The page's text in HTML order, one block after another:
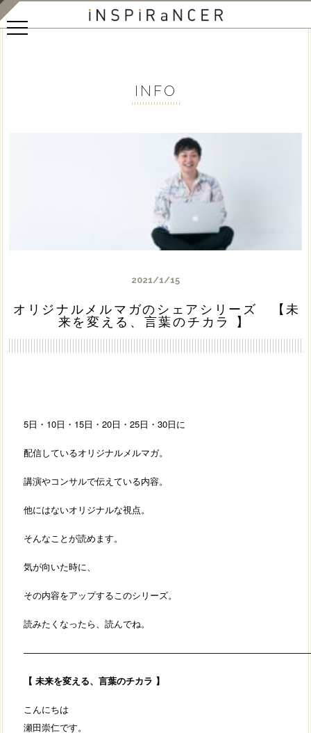
INFO
2021/1/15
オリジナルメルマガのシェアシリーズ 【未
来を変える、言葉のチカラ 】
5日・10日・15日・20日・25日・30日に
配信しているオリジナルメルマガ。
講演やコンサルで伝えている内容。
他にはないオリジナルな視点。
そんなことが読めます。
気が向いた時に、
その内容をアップするこのシリーズ。
読みたくなったら、読んでね。
【 未来を変える、言葉のチカラ 】
こんにちは
瀬田崇仁です。